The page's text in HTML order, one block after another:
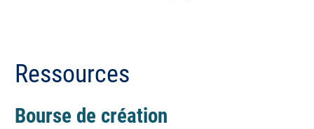
Ressources
Bourse de création